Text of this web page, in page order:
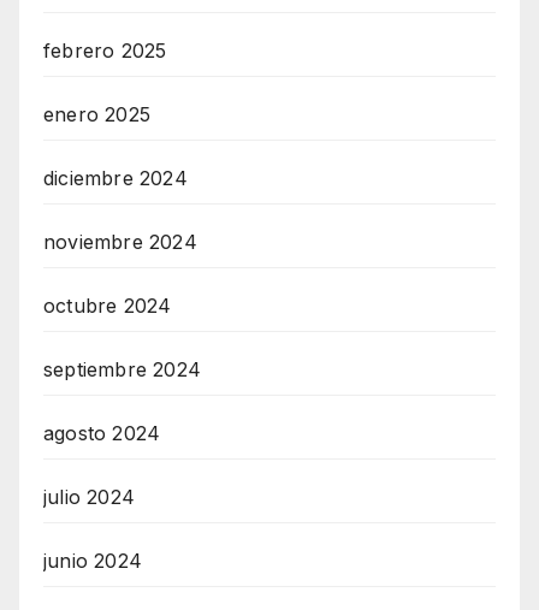
febrero 2025
enero 2025
diciembre 2024
noviembre 2024
octubre 2024
septiembre 2024
agosto 2024
julio 2024
junio 2024